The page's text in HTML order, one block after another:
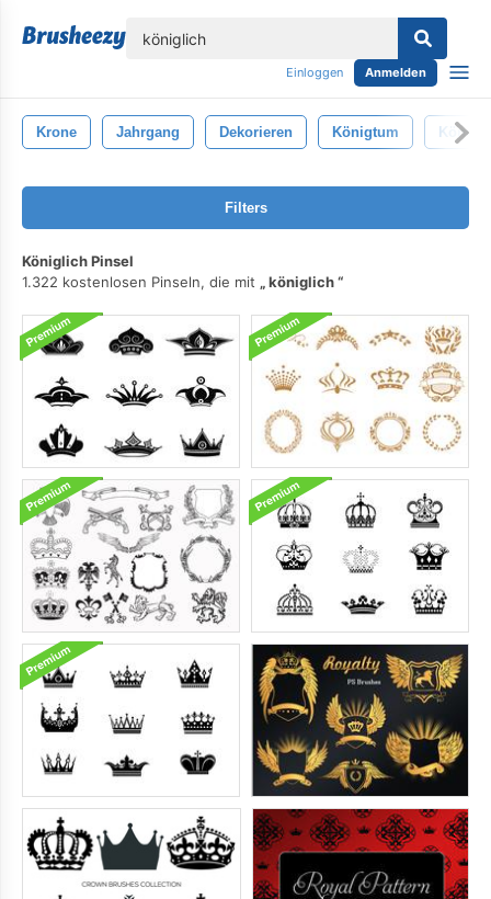
Einloggen Anmelden
Krone Jahrgang Dekorieren Königtum König
Filters
Königlich Pinsel
1.322 kostenlosen Pinseln, die mit
königlich